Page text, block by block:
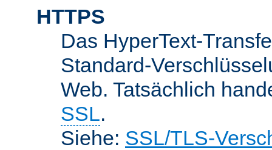
HTTPS
Das HyperText-
Standard-
Web. Tatsächlich
SSL.
Siehe: SSL/TLS-